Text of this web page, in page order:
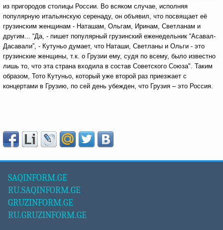
из пригородов столицы России. Во всяком случае, исполняя
популярную итальянскую серенаду, он объявил, что посвящает её
грузинским женщинам - Наташам, Ольгам, Иринам, Светланам и
другим... “Да, - пишет популярный грузинский еженедельник “Асавал-
Дасавали”, - Кутуньо думает, что Наташи, Светланы и Ольги - это
грузинские женщины, т.к. о Грузии ему, судя по всему, было известно
лишь то, что эта страна входила в состав Советского Союза". Таким
образом, Тото Кутуньо, который уже второй раз приезжает с
концертами в Грузию, по сей день убежден, что Грузия – это Россия.
SAQINFORM.GE
RU.SAQINFORM.GE
GRUZINFORM.GE
RU.GRUZINFORM.GE